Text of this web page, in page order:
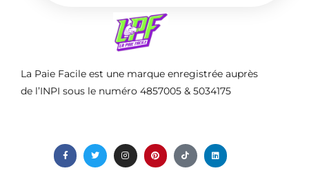
La Paie Facile est une marque enregistrée auprès
de l’INPI sous le numéro 4857005 & 5034175